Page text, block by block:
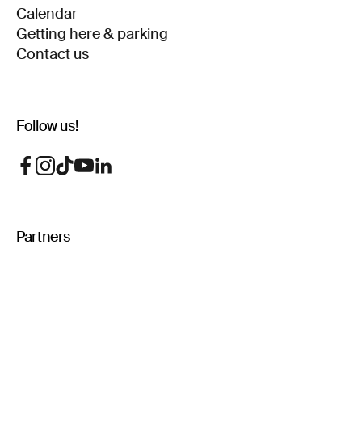
Calendar
Getting here & parking
Contact us
Follow us!
Partners